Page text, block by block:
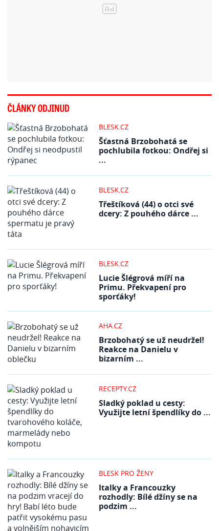
ČLÁNKY ODJINUD
BLESK.CZ
Šťastná Brzobohatá se
pochlubila fotkou: Ondřej si
...
BLESK.CZ
Třeštíková (44) o otci své
dcery: Z pouhého dárce ...
BLESK.CZ
Lucie Šlégrová míří na
Primu. Překvapení pro
sporťáky!
AHA.CZ
Brzobohatý se už neudržel!
Reakce na Danielu v
bizarním ...
RECEPTY.CZ
Sladký poklad u cesty:
Využijte letní špendlíky do ...
BLESK PRO ŽENY
Italky a Francouzky
rozhodly: Bílé džíny se na
podzim ...